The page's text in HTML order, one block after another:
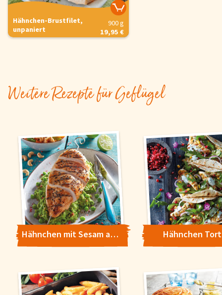
Hähnchen-Brustfilet,
unpaniert
900 g
19,95 €
Weitere Rezepte für Geflügel
Hähnchen mit Sesam auf asiatischem Erbsenpesto Hähnchen